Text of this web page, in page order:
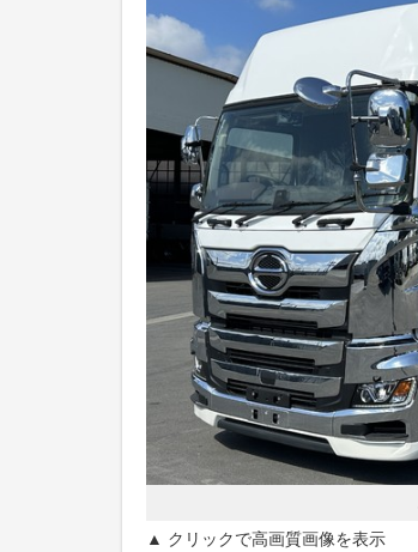
▲ クリックで高画質画像を表示